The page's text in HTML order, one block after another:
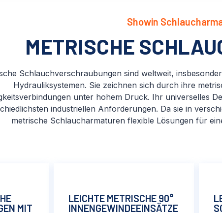
Showin
METRISCHE
Schlauchverschraubungen sind weltweit,
Hydrauliksystemen. Sie zeichnen sich durch ihre
unter hohem Druck. Ihr universelles
industriellen Anforderungen. Da sie in
metrische Schlaucharmaturen flexible Lösungen für
MIT
LEICHTE METRISCHE 90°
INNENGEWINDEEINSÄTZE